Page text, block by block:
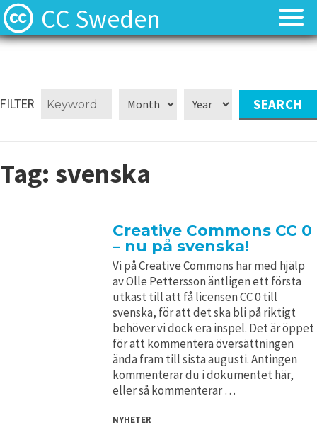
CC Sweden
Nyheter
Nyheter
FILTER
Tag: svenska
Creative Commons CC 0
– nu på svenska!
Vi på Creative Commons har med hjälp
av Olle Pettersson äntligen ett första
utkast till att få licensen CC 0 till
svenska, för att det ska bli på riktigt
behöver vi dock era inspel. Det är öppet
för att kommentera översättningen
ända fram till sista augusti. Antingen
kommenterar du i dokumentet här,
eller så kommenterar …
NYHETER